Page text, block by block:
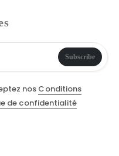
Subscribe
nos Conditions
de confidentialité